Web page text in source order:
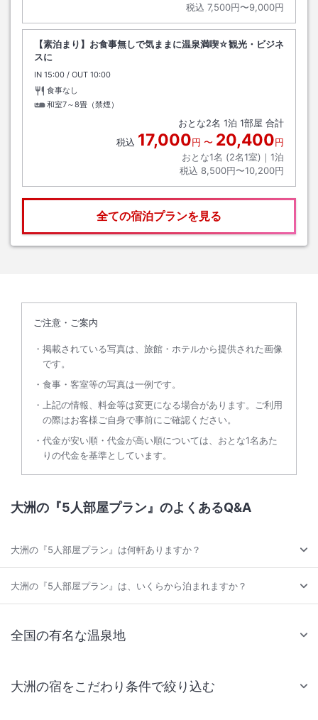
税込 7,500円〜9,000円
【素泊まり】お食事無しで気ままに温泉満喫☆観光・ビジネ
スに
IN チェックイン
15:00 / OUT チェックアウト
10:00
食事なし
和室7～8畳（禁煙）
おとな2名 1泊 1部屋 合計
税込 17,000円 〜 20,400円
おとな1名 (2名1室)｜ 1泊
税込 8,500円〜10,200円
全ての宿泊プランを見る
ご注意・ご案内
掲載されている写真は、旅館・ホテルから提供された画像
です。
食事・客室等の写真は一例です。
上記の情報、料金等は変更になる場合があります。ご利用
の際はお客様ご自身で事前にご確認ください。
代金が安い順・代金が高い順については、おとな1名あた
りの代金を基準としています。
大洲の『5人部屋プラン』のよくあるQ&A
大洲の『5人部屋プラン』は何軒ありますか？
大洲の『5人部屋プラン』は、いくらから泊まれますか？
全国の有名な温泉地
大洲の宿をこだわり条件で絞り込む